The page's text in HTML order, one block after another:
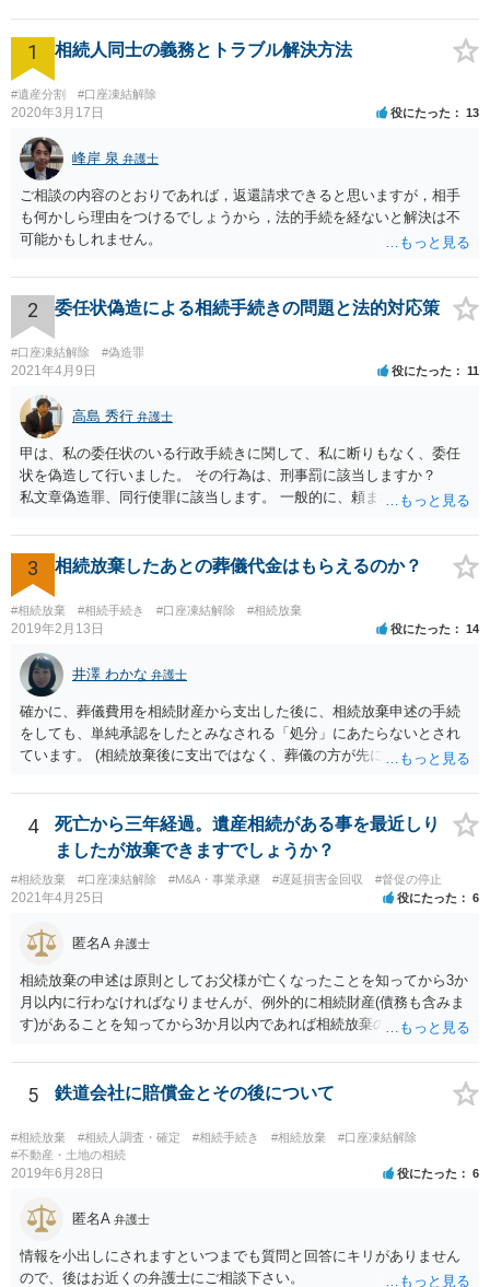
1 相続人同士の義務とトラブル解決方法
#遺産分割 #口座凍結解除
2020年3月17日 役にたった 13
峰岸 泉 弁護士
ご相談の内容のとおりであれば，返還請求できると思いますが，相手
も何かしら理由をつけるでしょうから，法的手続を経ないと解決は不
可能かもしれません。
2 委任状偽造による相続手続きの問題と法的対応策
#口座凍結解除 #偽造罪
2021年4月9日 役にたった 11
高島 秀行 弁護士
甲は、私の委任状のいる行政手続きに関して、私に断りもなく、委任
状を偽造して行いました。 その行為は、刑事罰に該当しますか？
私文章偽造罪、同行使罪に該当します。 一般的に、頼まれた（委任さ
か？ 委任状を偽造して使用することはまでは依頼の範囲ではない
ので できないと思います。
3 相続放棄したあとの葬儀代金はもらえるのか？
#相続放棄 #相続手続き #口座凍結解除 #相続放棄
2019年2月13日 役にたった 14
井澤 わかな 弁護士
確かに、葬儀費用を相続財産から支出した後に、相続放棄申述の手続
をしても、単純承認をしたとみなされる「処分」にあたらないとされ
ています。 (相続放棄後に支出ではなく、葬儀の方が先に来るのが通常
述の手続ということだと思いますが) ただ、葬儀費用ならいくらでもよ
いということではなく、身分相応の、社会的儀式として当然認められ
る程度の金額に留まると考えた方がよいです。 もし、相続人の皆さん
に葬儀費用を支出する経済力がなく、質素な葬儀を行った費用であれ
ば相続財産から支出しても単純承認と認められない可能性が高いの
で、相続放棄申述が受理される可能性も高いと思います。
4
死亡から三年経過。遺産相続がある事を最近しり
ましたが放棄できますでしょうか？
#相続放棄 #口座凍結解除 #M&A・事業承継 #遅延損害金回収 #督促の停止
2021年4月25日 役にたった 6
匿名A 弁護士
相続放棄の申述は原則としてお父様が亡くなったことを知ってから3か
月以内に行わなければなりませんが、例外的に相続財産(債務も含みま
す)があることを知ってから3か月以内であれば相続放棄の申述が認め
したら、早急に家裁に行って相続放棄の申述をしたい旨告げて必要な
書類を提出されることをおすすめいたします。 なお、お父様の債務が
他にもあるかもしれないというリスクを考えますと、相続放棄の申述
にあたっては、法テラスの無料相談等を利用して弁護士に相談するこ
とも十分考えられるかと存じます。また、ご記載いただいた事実関係
を拝見するかぎり、再婚相手のかたは既に相続放棄をされている可能
5 鉄道会社に賠償金とその後について
#相続放棄 #相続人調査・確定 #相続手続き #相続放棄
#口座凍結解除
#不動産・土地の相続
2019年6月28日 役にたった 6
匿名A 弁護士
情報を小出しにされますといつまでも質問と回答にキリがありません
ので、後はお近くの弁護士にご相談下さい。